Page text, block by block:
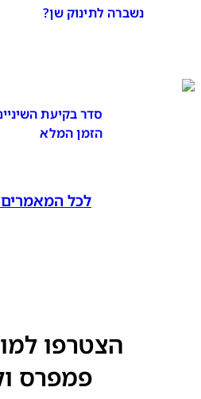
נשברה לתינוק שן?
סדר בקיעת
הזמן המלא
לכל
הצטרפו
פמפרס